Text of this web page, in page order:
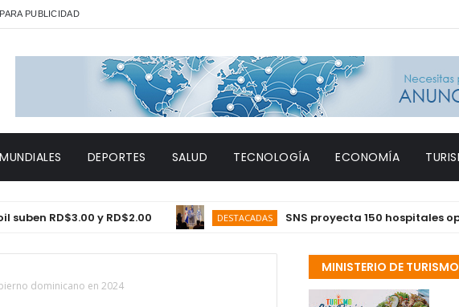
PARA PUBLICIDAD
MUNDIALES DEPORTES SALUD TECNOLOGÍA ECONOMÍA
y RD$2.00 DESTACADAS SNS proyecta 150 hospitales operen
dominicano en 2024
MINISTERIO DE TURISMO